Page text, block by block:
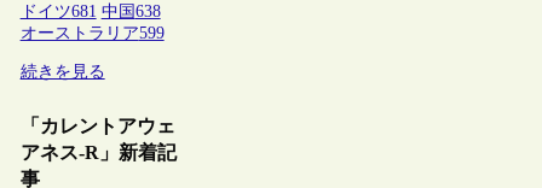
ドイツ681 中国638
オーストラリア599
続きを見る
「カレントアウェ
アネス-R」新着記
事